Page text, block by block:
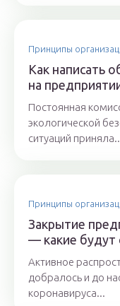
Принципы
Как написать
на
Постоянная
экологической
ситуаций
Принципы
Закрытие
— какие будут
Активное
добралось и до
коронавируса...